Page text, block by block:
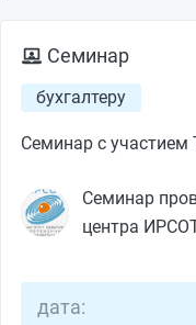
Семинар
бухгалтеру
Семинар с
Семинар
центра
дата: